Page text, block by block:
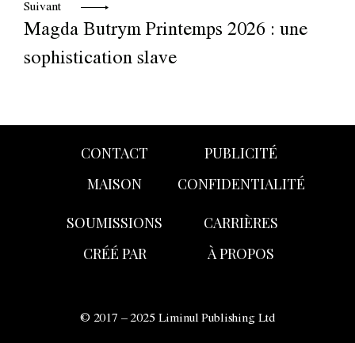
Suivant
Magda Butrym Printemps 2026 : une
sophistication slave
CONTACT
MAISON
PUBLICITÉ
CONFIDENTIALITÉ
SOUMISSIONS
CRÉÉ PAR
CARRIÈRES
À PROPOS
© 2017 – 2025 Liminul Publishing Ltd